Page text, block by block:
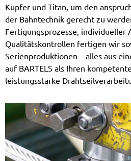
Kupfer und Titan, um den
der Bahntechnik gerecht zu
Fertigungsprozesse, individueller
Qualitätskontrollen fertigen wir
Serienproduktionen – alles aus
auf BARTELS als Ihren
leistungsstarke